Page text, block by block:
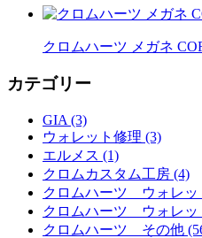
クロムハーツ メガネ
カテゴリー
GIA (3)
ウォレット修理 (3)
エルメス (1)
クロムカスタム工房 (4)
クロムハーツ ウォレッ
クロムハーツ ウォレッ
クロムハーツ その他